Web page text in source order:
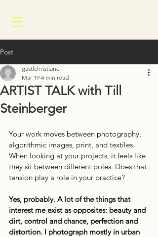
Post
ARTIST TALK with Till
Steinberger
gastlchristiane
Mar 19 4 min read
Your work moves between photography,
algorithmic images, print, and textiles.
When looking at your projects, it feels like
they sit between different poles. Does that
tension play a role in your practice?
Yes, probably. A lot of the things that
interest me exist as opposites: beauty and
dirt, control and chance, perfection and
distortion. I photograph mostly in urban